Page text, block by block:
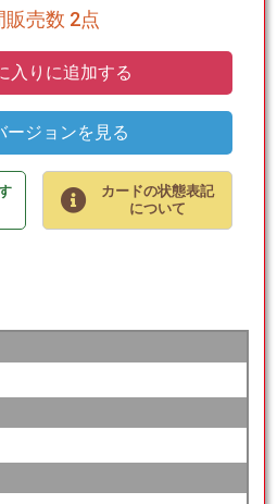
販売数 2点
入りに追加する
ージョンを見る
カードの状態表記
について